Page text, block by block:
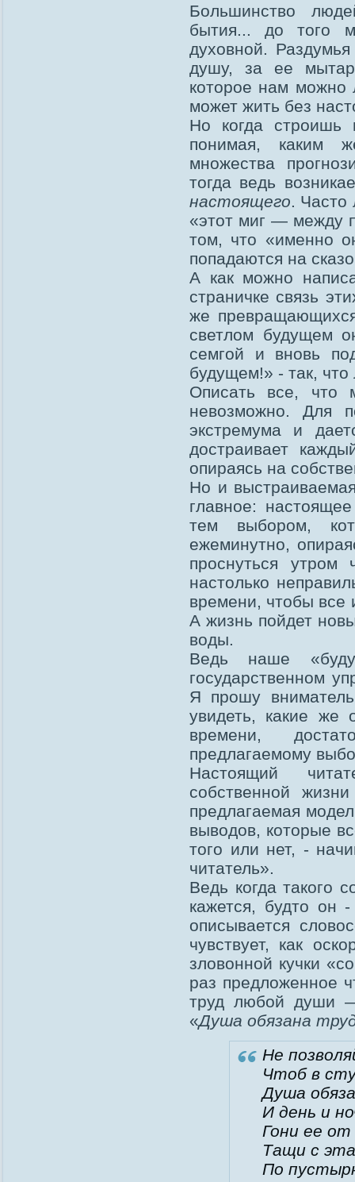
Большинство
бытия... до того
духовной.
душу, за ее
которое нам
может жить без
Но когда строишь
понимая, каким
множества
тогда ведь
настоящего .
«этот миг — между
том, что «именно
попадаются на
А как можно
страничке связь
же
светлом будущем
семгой и вновь
будущем!» - так, что
Описать все, что
невозможно. Для
экстремума и
достраивает
опираясь на
Но и
главное:
тем выбором,
ежеминутно,
проснуться
настолько
времени, чтобы все
А жизнь пойдет
воды.
Ведь наше
государственном
Я прошу
увидеть, какие
времени,
предлагаемому
Настоящий
собственной
предлагаемая
выводов, которые
того или нет, -
читатель».
Ведь когда такого
кажется, будто он
описывается
чувствует, как
зловонной кучки
раз предложенное
труд любой души
«Душа обязана
Не
Чтоб в
Душа
И день и
Гони ее от
Тащи с
По